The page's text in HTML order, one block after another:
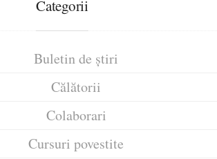
Categorii
Buletin de știri
Călătorii
Colaborari
Cursuri povestite